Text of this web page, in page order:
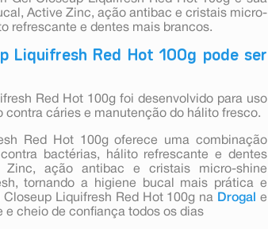
Active Zinc, ação antibac e cristais micro-
refrescante e dentes mais brancos.
Liquifresh Red Hot 100g pode ser
Red Hot 100g foi desenvolvido para uso
cáries e manutenção do hálito fresco.
Red Hot 100g oferece uma combinação
bactérias, hálito refrescante e dentes
ação antibac e cristais micro-shine
tornando a higiene bucal mais prática e
Liquifresh Red Hot 100g na
Drogal
e
e cheio de confiança todos os dias